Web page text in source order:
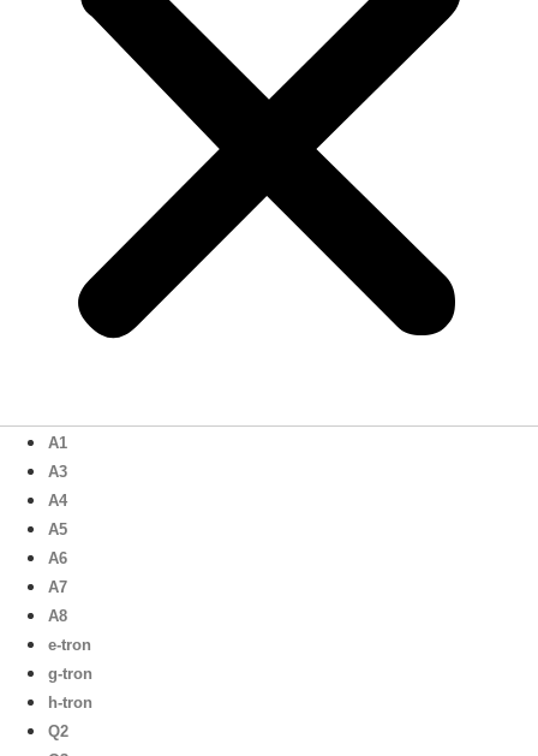
A1
A3
A4
A5
A6
A7
A8
e-tron
g-tron
h-tron
Q2